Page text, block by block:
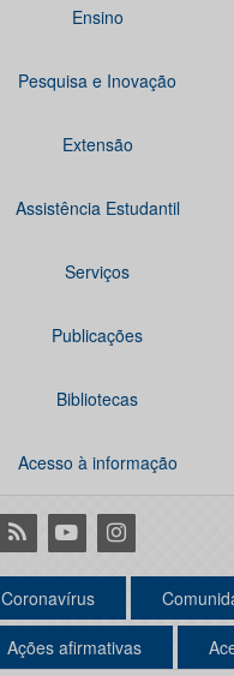
Ensino
Pesquisa e Inovação
Extensão
Assistência Estudantil
Serviços
Publicações
Bibliotecas
Acesso à informação
RSS YoutubeInstagram
Coronavírus
Ações afirmativas